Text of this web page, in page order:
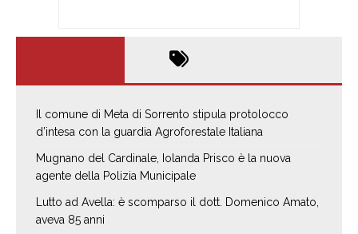
Il comune di Meta di Sorrento stipula protolocco
d’intesa con la guardia Agroforestale Italiana
Mugnano del Cardinale, Iolanda Prisco è la nuova
agente della Polizia Municipale
Lutto ad Avella: è scomparso il dott. Domenico Amato,
aveva 85 anni